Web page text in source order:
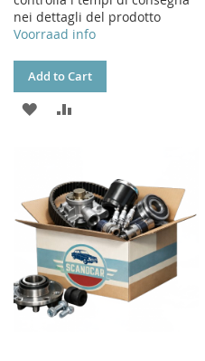
nei dettagli del prodotto
Voorraad info
Add to Cart
ADD
LIST